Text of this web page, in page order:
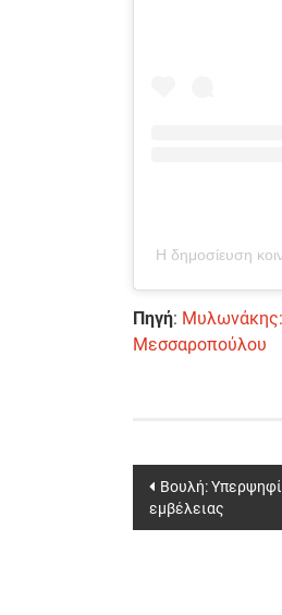
Η δημοσίευση
Πηγή: Μυλωνάκης:
Μεσσαροπούλου
Post
navigation
Βουλή:
εμβέλειας